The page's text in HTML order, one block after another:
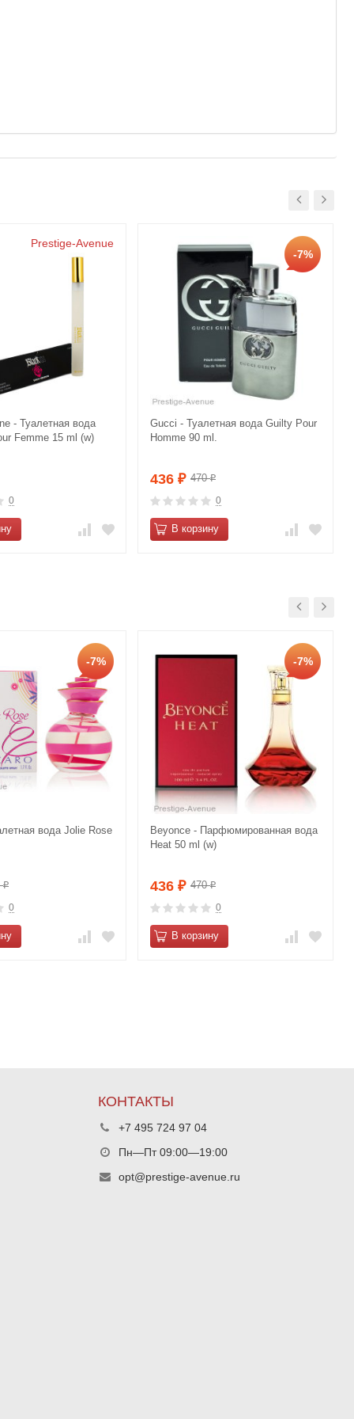
Prestige-Avenue
- Туалетная вода
Femme 15 ml (w)
0
-7%
Gucci - Туалетная вода Guilty Pour
Homme 90 ml.
436 ₽ 470₽
0
В корзину
-7%
вода Jolie Rose
₽
0
-7%
Beyonce - Парфюмированная вода
Heat 50 ml (w)
436 ₽ 470₽
0
В корзину
КОНТАКТЫ
+7 495 724 97 04
Пн—Пт 09:00—19:00
opt@prestige-avenue.ru